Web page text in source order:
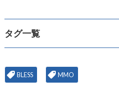
タグ一覧
BLESS MMO